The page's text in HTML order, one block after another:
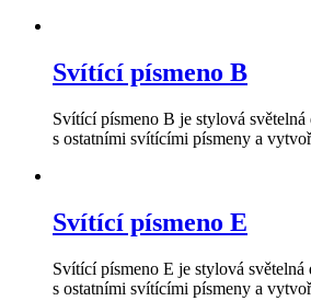
Svítící písmeno B
Svítící písmeno B je stylová
s ostatními svítícími písmeny a
Svítící písmeno E
Svítící písmeno E je stylová
s ostatními svítícími písmeny a